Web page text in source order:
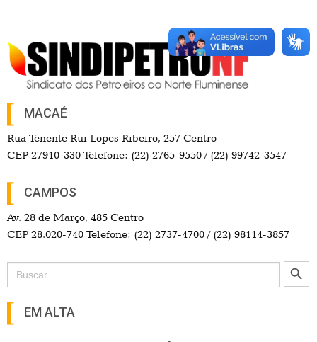
MACAÉ
Rua Tenente Rui Lopes Ribeiro, 257 Centro
CEP 27910-330 Telefone: (22) 2765-9550 / (22) 99742-3547
CAMPOS
Av. 28 de Março, 485 Centro
CEP 28.020-740 Telefone: (22) 2737-4700 / (22) 98114-3857
Search
for:
Search Button
EM ALTA